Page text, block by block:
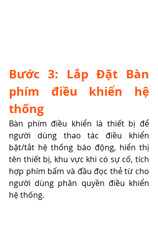
Bước 3: Lắp Đặt Bàn
phím điều khiển hệ
thống
Bàn phím điều khiển là thiết bị để
người dùng thao tác điều khiển
bật/tắt hệ thống báo động, hiển thị
tên thiết bị, khu vực khi có sự cố, tích
hợp phím bấm và đầu đọc thẻ từ cho
người dùng phân quyền điều khiển
hệ thống.